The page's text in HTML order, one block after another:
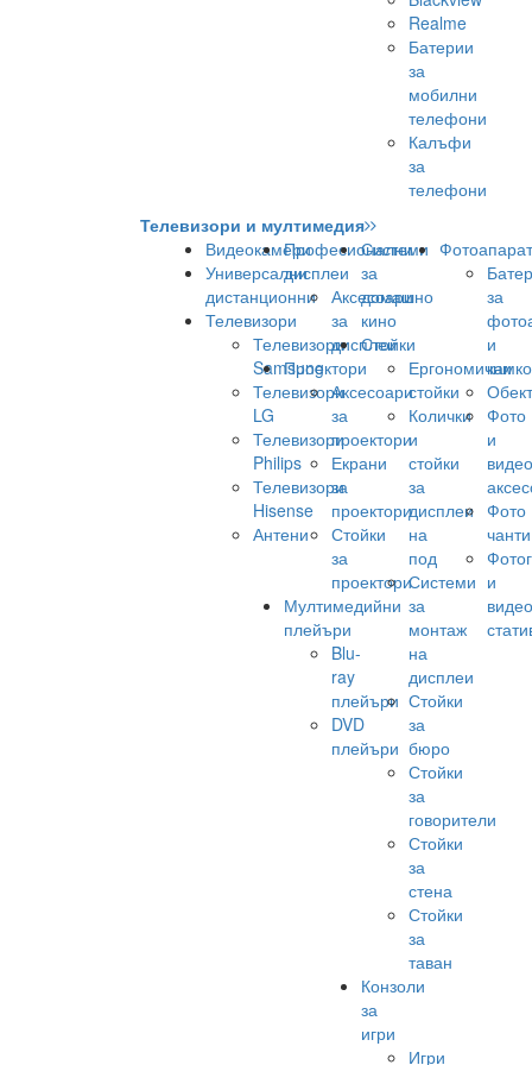
Realme
Батерии
за
мобилни
телефони
Калъфи
за
телефони
Телевизори и мултимедия
Видеокамери
Универсални
дистанционни
Телевизори
Телевизори
Samsung
Телевизори
LG
Телевизори
Philips
Телевизори
Hisense
Антени
Професионални
дисплеи
Аксесоари
за
дисплеи
Проектори
Аксесоари
за
проектори
Екрани
за
проектори
Стойки
за
проектори
Мултимедийни
плейъри
Blu-
ray
плейъри
DVD
плейъри
Системи
за
домашно
кино
Стойки
Ергономични
стойки
Колички
и
стойки
за
дисплеи
на
под
Системи
за
монтаж
на
дисплеи
Стойки
за
бюро
Стойки
за
говорители
Стойки
за
стена
Стойки
за
таван
Конзоли
за
игри
Игри
за
и
Фото
и
видео
Фото
чанти
и
видео